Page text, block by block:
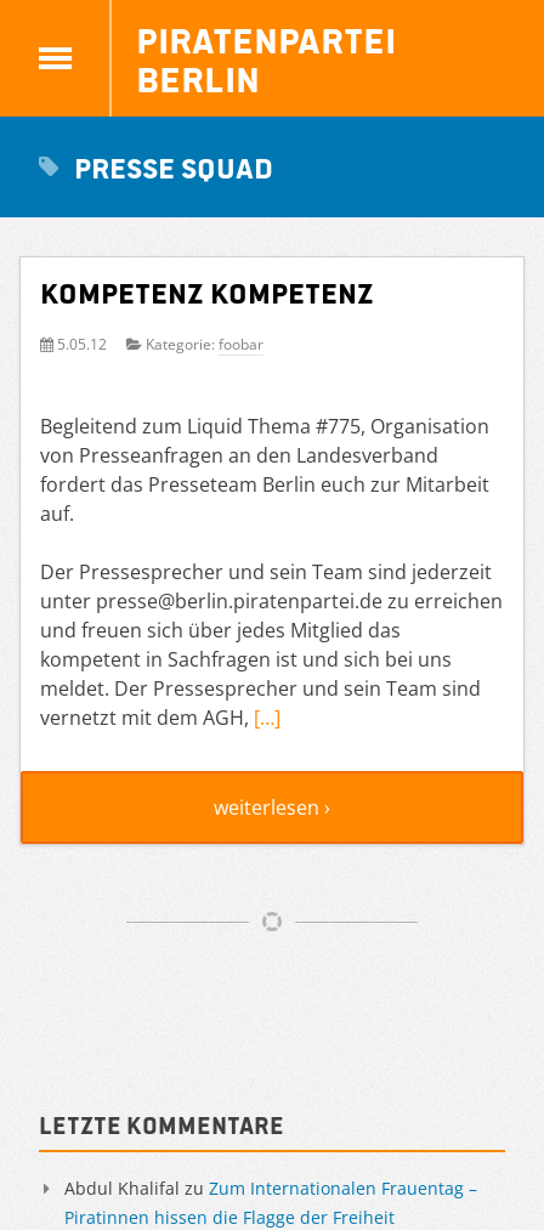
Piratenpartei
Berlin
Presse Squad
Kompetenz Kompetenz
5.05.12 Kategorie: foobar
Begleitend zum Liquid Thema #775, Organisation
von Presseanfragen an den Landesverband
fordert das Presseteam Berlin euch zur Mitarbeit
auf.
Der Pressesprecher und sein Team sind jederzeit
unter presse@berlin.piratenpartei.de zu erreichen
und freuen sich über jedes Mitglied das
kompetent in Sachfragen ist und sich bei uns
meldet. Der Pressesprecher und sein Team sind
vernetzt mit dem AGH, […]
weiterlesen ›
Sidebar
Letzte Kommentare
Abdul Khalifal zu Zum Internationalen Frauentag –
Piratinnen hissen die Flagge der Freiheit